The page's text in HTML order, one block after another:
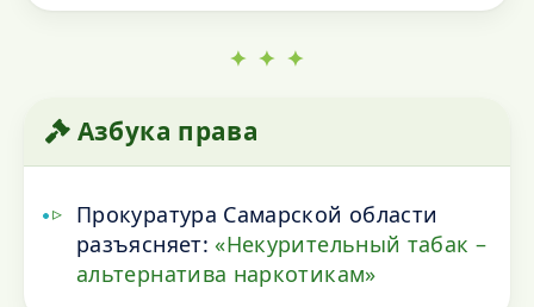
✦ ✦ ✦
Азбука права
Прокуратура Самарской области
разъясняет:«Некурительный табак –
альтернатива наркотикам»